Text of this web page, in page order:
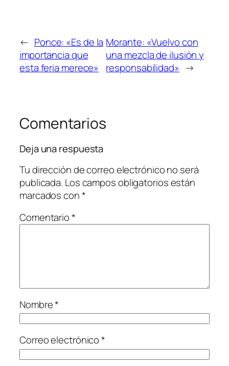
← Ponce: «Es de la
importancia que
esta feria merece»
Morante: «Vuelvo con
una mezcla de ilusión y
responsabilidad» →
Comentarios
Deja una respuesta
Tu dirección de correo electrónico no será
publicada. Los campos obligatorios están
marcados con*
Comentario*
Nombre*
Correo electrónico*